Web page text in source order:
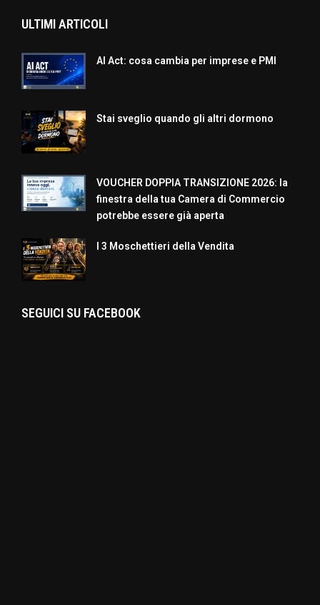
ULTIMI ARTICOLI
AI Act: cosa cambia per imprese e PMI
Stai sveglio quando gli altri dormono
VOUCHER DOPPIA TRANSIZIONE 2026: la
finestra della tua Camera di Commercio
potrebbe essere già aperta
I 3 Moschettieri della Vendita
SEGUICI SU FACEBOOK